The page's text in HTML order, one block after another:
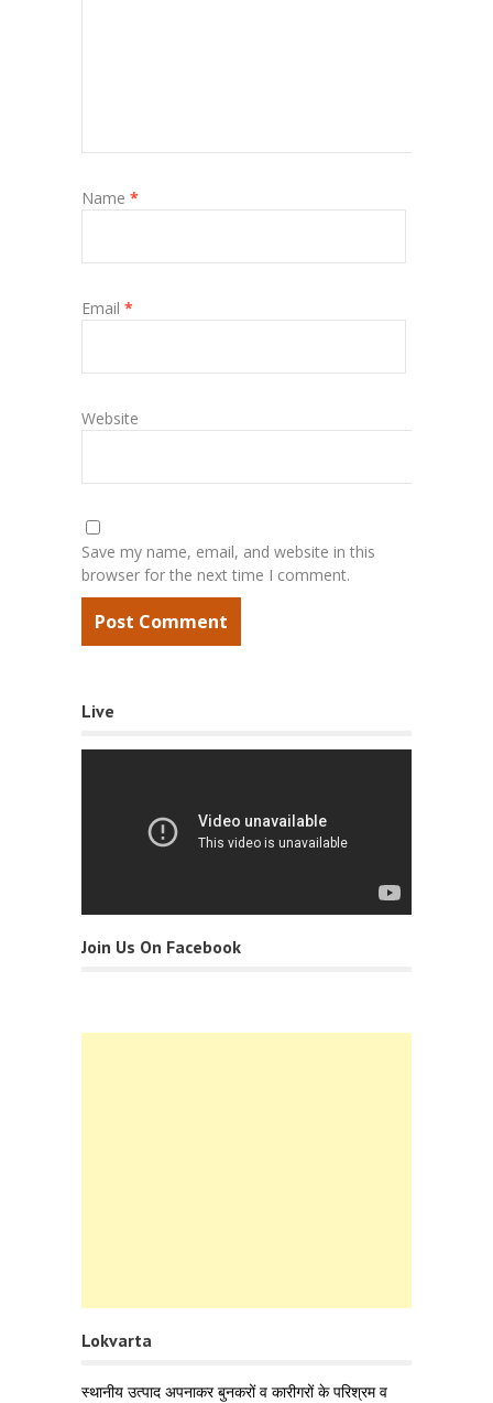
Name *
Email *
Website
Save my name, email, and website in this
browser for the next time I comment.
Live
Join Us On Facebook
Lokvarta
स्थानीय उत्पाद अपनाकर बुनकरों व कारीगरों के परिश्रम व